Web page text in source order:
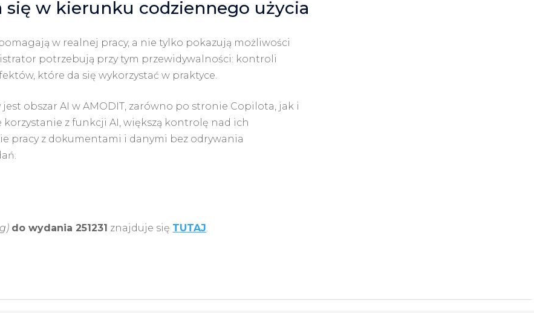
się w kierunku codziennego użycia
w realnej pracy, a nie tylko pokazują możliwości
potrzebują przy tym przewidywalności: kontroli
które da się wykorzystać w praktyce.
jest obszar AI w AMODIT, zarówno po stronie Copilota, jak i
korzystanie z funkcji AI, większą kontrolę nad ich
pracy z dokumentami i danymi bez odrywania
do wydania 251231 znajduje się TUTAJ.